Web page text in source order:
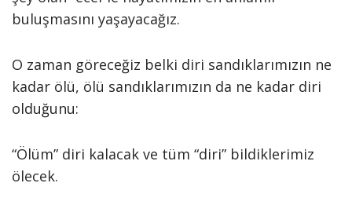
buluşmasını yaşayacağız.
O zaman göreceğiz belki diri sandıklarımızın ne
kadar ölü, ölü sandıklarımızın da ne kadar diri
olduğunu:
“Ölüm” diri kalacak ve tüm “diri” bildiklerimiz
ölecek.